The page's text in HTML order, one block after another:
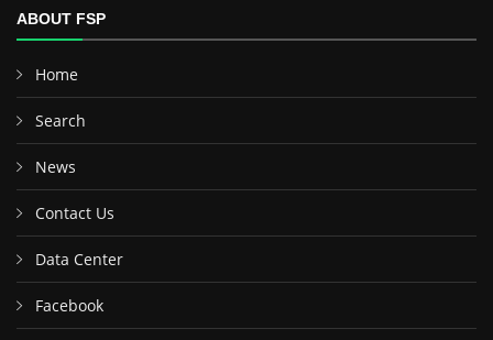
ABOUT FSP
Home
Search
News
Contact Us
Data Center
Facebook